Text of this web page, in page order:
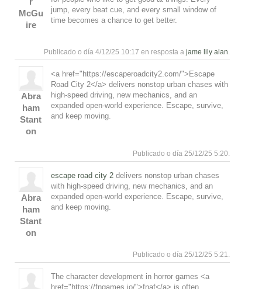
r
McGu
ire
jump, every beat cue, and every small window of
time becomes a chance to get better.
Publicado o día 4/12/25 10:17 en resposta a jame lily alan.
Abra
ham
Stant
on
<a href="https://escaperoadcity2.com/">Escape
Road City 2</a> delivers nonstop urban chases with
high-speed driving, new mechanics, and an
expanded open-world experience. Escape, survive,
and keep moving.
Publicado o día 25/12/25 5:20.
Abra
ham
Stant
on
escape road city 2delivers nonstop urban chases
with high-speed driving, new mechanics, and an
expanded open-world experience. Escape, survive,
and keep moving.
Publicado o día 25/12/25 5:21.
The character development in horror games <a
href="https://fngames.io/">fnaf</a> is often